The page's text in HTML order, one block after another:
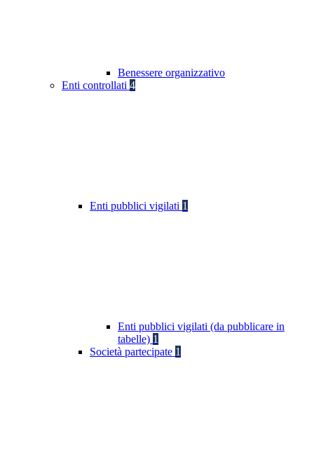
Benessere organizzativo
Enti controllati 4
Enti pubblici vigilati 1
Enti pubblici vigilati (da pubblicare in
tabelle) 1
Società partecipate 1